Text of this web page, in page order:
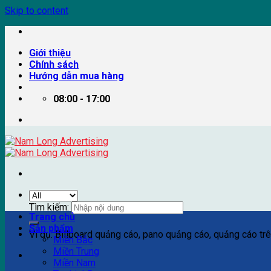
Skip to content
Giới thiệu
Chính sách
Hướng dẫn mua hàng
08:00 - 17:00
Tìm kiếm:
Ví dụ: Billboard quảng cáo, pano quảng cáo, quảng cáo
Trang chủ
Sản phẩm
Miền Bắc
Miền Trung
Miền Nam